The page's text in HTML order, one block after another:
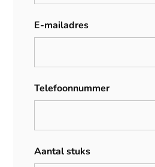
E-mailadres
Telefoonnummer
Aantal stuks